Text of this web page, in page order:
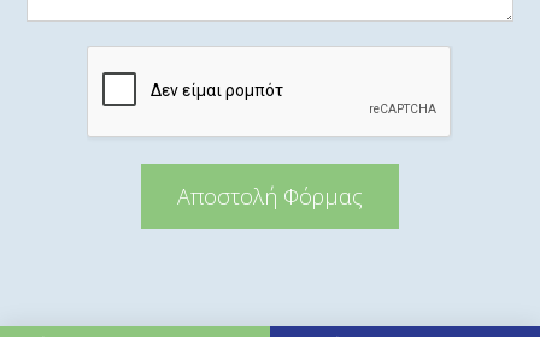
Αποστολή Φόρμας